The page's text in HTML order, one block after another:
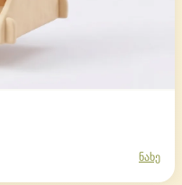
ნახე